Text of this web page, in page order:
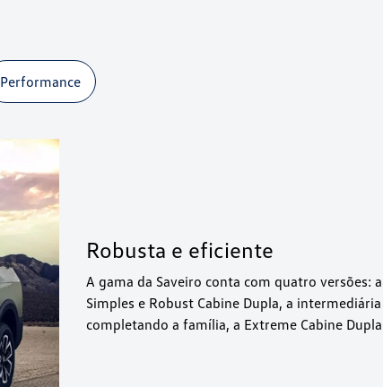
Performance
Robusta e eficiente
A gama da Saveiro conta com quatro versões:
Simples e Robust Cabine Dupla, a
completando a família, a Extreme Cabine